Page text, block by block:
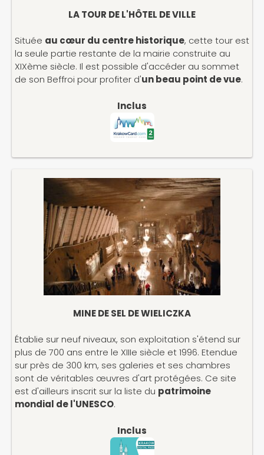
LA TOUR DE L'HÔTEL DE VILLE
Située au cœur du centre historique, cette tour est
la seule partie restante de la mairie construite au
XIXème siècle. Il est possible d'accéder au sommet
de son Beffroi pour profiter d'un beau point de vue.
Inclus
MINE DE SEL DE WIELICZKA
Établie sur neuf niveaux, son exploitation s'étend sur
plus de 700 ans entre le XIIIe siècle et 1996. Etendue
sur près de 300 km, ses galeries et ses chambres
sont de véritables œuvres d'art protégées. Ce site
est d'ailleurs inscrit sur la liste du patrimoine
mondial de l'UNESCO.
Inclus